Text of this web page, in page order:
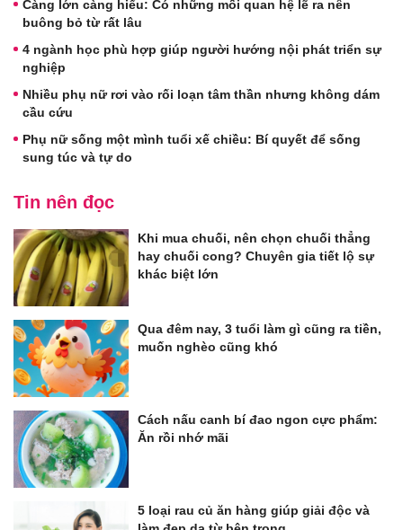
Càng lớn càng hiểu: Có những mối quan hệ lẽ ra nên
buông bỏ từ rất lâu
4 ngành học phù hợp giúp người hướng nội phát triển sự
nghiệp
Nhiều phụ nữ rơi vào rối loạn tâm thần nhưng không dám
cầu cứu
Phụ nữ sống một mình tuổi xế chiều: Bí quyết để sống
sung túc và tự do
Tin nên đọc
Khi mua chuối, nên chọn chuối thẳng
hay chuối cong? Chuyên gia tiết lộ sự
khác biệt lớn
Qua đêm nay, 3 tuổi làm gì cũng ra tiền,
muốn nghèo cũng khó
Cách nấu canh bí đao ngon cực phẩm:
Ăn rồi nhớ mãi
5 loại rau củ ăn hàng giúp giải độc và